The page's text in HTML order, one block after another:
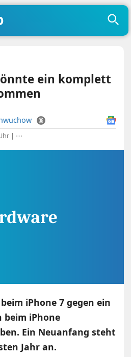
ein komplett
| ⋯
iPhone 7 gegen ein
beim iPhone
Ein Neuanfang steht
Jahr an.